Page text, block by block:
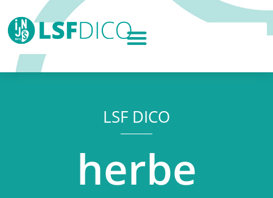
LSF DICO
herbe